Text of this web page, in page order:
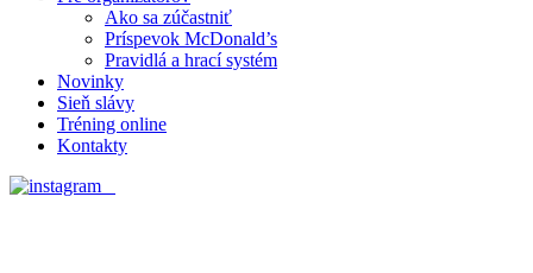
Ako sa zúčastniť
Príspevok McDonald’s
Pravidlá a hrací systém
Novinky
Sieň slávy
Tréning online
Kontakty